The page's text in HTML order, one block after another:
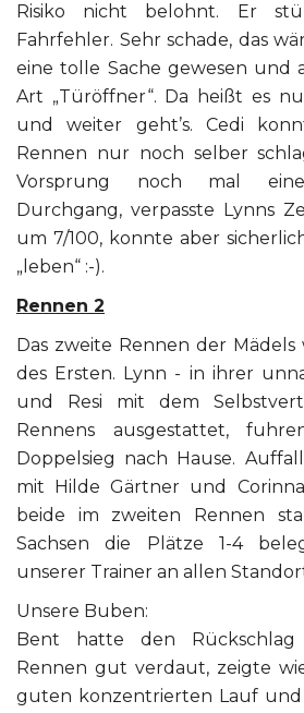
Risiko nicht belohnt. Er
Fahrfehler. Sehr schade, das
eine tolle Sache gewesen und
Art „Türöffner“. Da heißt es
und weiter geht’s. Cedi
Rennen nur noch selber
Vorsprung noch mal
Durchgang, verpasste Lynns
um 7/100, konnte aber
„leben“ :-).
Rennen 2
Das zweite Rennen der Mädels
des Ersten. Lynn - in ihrer
und Resi mit dem
Rennens ausgestattet,
Doppelsieg nach Hause.
mit Hilde Gärtner und
beide im zweiten Rennen
Sachsen die Plätze 1-4
unserer Trainer an allen
Unsere Buben:
Bent hatte den
Rennen gut verdaut, zeigte
guten konzentrierten Lauf und